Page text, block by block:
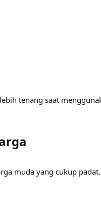
tenang saat
muda yang cukup padat.